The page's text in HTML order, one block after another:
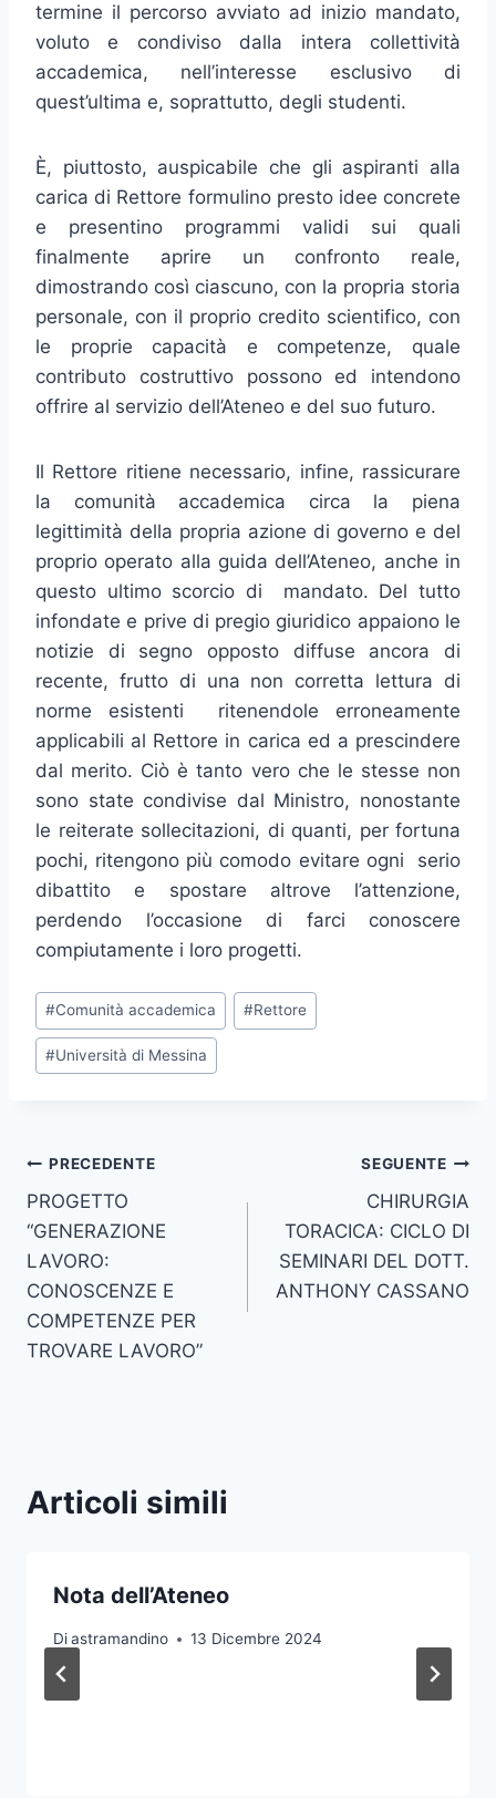
termine il percorso avviato ad inizio mandato,
voluto e condiviso dalla intera collettività
accademica, nell’interesse esclusivo di
quest’ultima e, soprattutto, degli studenti.
È, piuttosto, auspicabile che gli aspiranti alla
carica di Rettore formulino presto idee concrete
e presentino programmi validi sui quali
finalmente aprire un confronto reale,
dimostrando così ciascuno, con la propria storia
personale, con il proprio credito scientifico, con
le proprie capacità e competenze, quale
contributo costruttivo possono ed intendono
offrire al servizio dell’Ateneo e del suo futuro.
Il Rettore ritiene necessario, infine, rassicurare
la comunità accademica circa la piena
legittimità della propria azione di governo e del
proprio operato alla guida dell’Ateneo, anche in
questo ultimo scorcio di mandato. Del tutto
infondate e prive di pregio giuridico appaiono le
notizie di segno opposto diffuse ancora di
recente, frutto di una non corretta lettura di
norme esistenti ritenendole erroneamente
applicabili al Rettore in carica ed a prescindere
dal merito. Ciò è tanto vero che le stesse non
sono state condivise dal Ministro, nonostante
le reiterate sollecitazioni, di quanti, per fortuna
pochi, ritengono più comodo evitare ogni serio
dibattito e spostare altrove l’attenzione,
perdendo l’occasione di farci conoscere
compiutamente i loro progetti.
Tag
articolo:
#Comunità accademica #Rettore
#Università di Messina
Navigazione
articoli
PRECEDENTE
PROGETTO
“GENERAZIONE
LAVORO:
CONOSCENZE E
COMPETENZE PER
TROVARE LAVORO”
SEGUENTE
CHIRURGIA
TORACICA: CICLO DI
SEMINARI DEL DOTT.
ANTHONY CASSANO
Articoli simili
Nota dell’Ateneo
Diastramandino 13 Dicembre 2024